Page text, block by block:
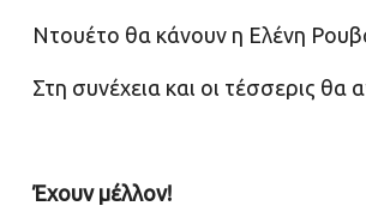
Ντουέτο θα κάνουν η Ελένη
Στη συνέχεια και οι τέσσερις θα
Έχουν μέλλον!